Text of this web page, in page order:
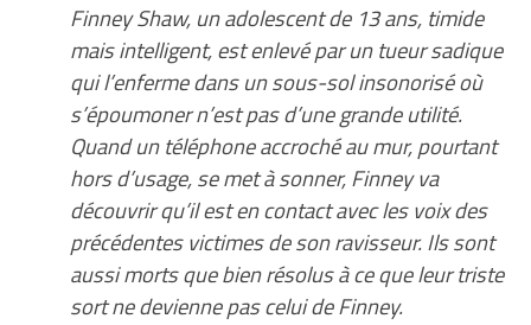
Finney Shaw, un adolescent de 13 ans, timide
mais intelligent, est enlevé par un tueur sadique
qui l’enferme dans un sous-sol insonorisé où
s’époumoner n’est pas d’une grande utilité.
Quand un téléphone accroché au mur, pourtant
hors d’usage, se met à sonner, Finney va
découvrir qu’il est en contact avec les voix des
précédentes victimes de son ravisseur. Ils sont
aussi morts que bien résolus à ce que leur triste
sort ne devienne pas celui de Finney.